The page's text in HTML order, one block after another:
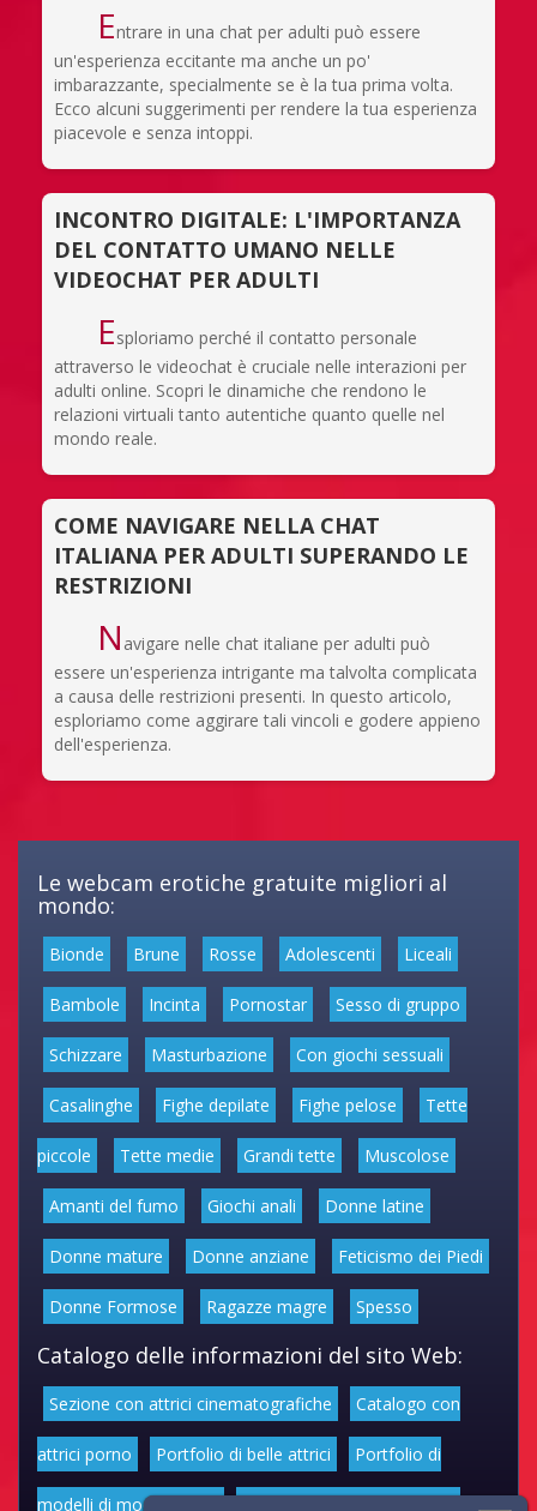
Entrare in una chat per adulti può essere
un'esperienza eccitante ma anche un po'
imbarazzante, specialmente se è la tua prima volta.
Ecco alcuni suggerimenti per rendere la tua esperienza
piacevole e senza intoppi.
INCONTRO DIGITALE: L'IMPORTANZA
DEL CONTATTO UMANO NELLE
VIDEOCHAT PER ADULTI
Esploriamo perché il contatto personale
attraverso le videochat è cruciale nelle interazioni per
adulti online. Scopri le dinamiche che rendono le
relazioni virtuali tanto autentiche quanto quelle nel
mondo reale.
COME NAVIGARE NELLA CHAT
ITALIANA PER ADULTI SUPERANDO LE
RESTRIZIONI
N avigare nelle chat italiane per adulti può
essere un'esperienza intrigante ma talvolta complicata
a causa delle restrizioni presenti. In questo articolo,
esploriamo come aggirare tali vincoli e godere appieno
dell'esperienza.
Le webcam erotiche gratuite migliori al
mondo:
Bionde Brune Rosse Adolescenti Liceali
Bambole Incinta Pornostar Sesso di gruppo
Schizzare Masturbazione Con giochi sessuali
Casalinghe Fighe depilate Fighe pelose Tette
piccole Tette medie Grandi tette Muscolose
Amanti del fumo Giochi anali Donne latine
Donne mature Donne anziane Feticismo dei Piedi
Donne Formose Ragazze magre Spesso
Catalogo delle informazioni del sito Web:
Sezione con attrici cinematografiche Catalogo con
attrici porno Portfolio di belle attrici Portfolio di
modelli di moda volgari